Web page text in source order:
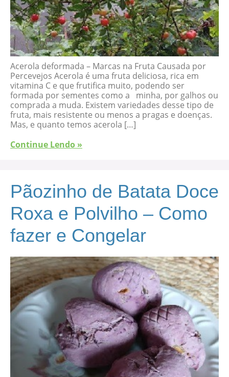
Acerola deformada – Marcas na Fruta Causada por
Percevejos Acerola é uma fruta deliciosa, rica em
vitamina C e que frutifica muito, podendo ser
formada por sementes como a minha, por galhos ou
comprada a muda. Existem variedades desse tipo de
fruta, mais resistente ou menos a pragas e doenças.
Mas, e quanto temos acerola […]
Continue Lendo »
Pãozinho de Batata Doce
Roxa e Polvilho – Como
fazer e Congelar